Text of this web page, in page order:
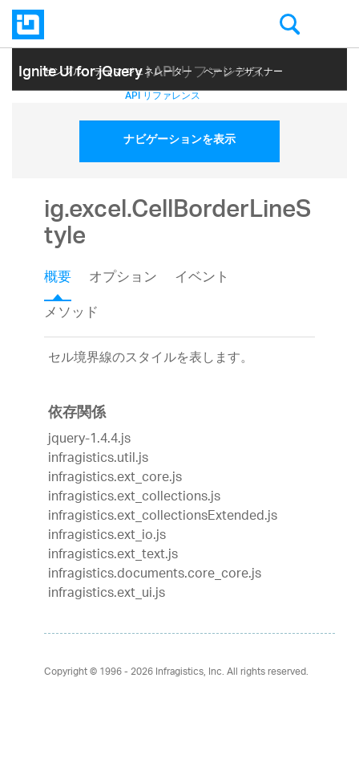
Ignite UI for jQuery| API リファレンス
サンプル テーマ ジェネレーター ページ デザイナー
ヘルプ トピック API リファレンス
ナビゲーションを表示
ig.excel.CellBorderLineS
tyle
概要 オプション
イベント
メソッド
セル境界線のスタイルを表します。
依存関係
jquery-1.4.4.js
infragistics.util.js
infragistics.ext_core.js
infragistics.ext_collections.js
infragistics.ext_collectionsExtended.js
infragistics.ext_io.js
infragistics.ext_text.js
infragistics.documents.core_core.js
infragistics.ext_ui.js
Copyright © 1996 - 2026Infragistics, Inc. All rights reserved.